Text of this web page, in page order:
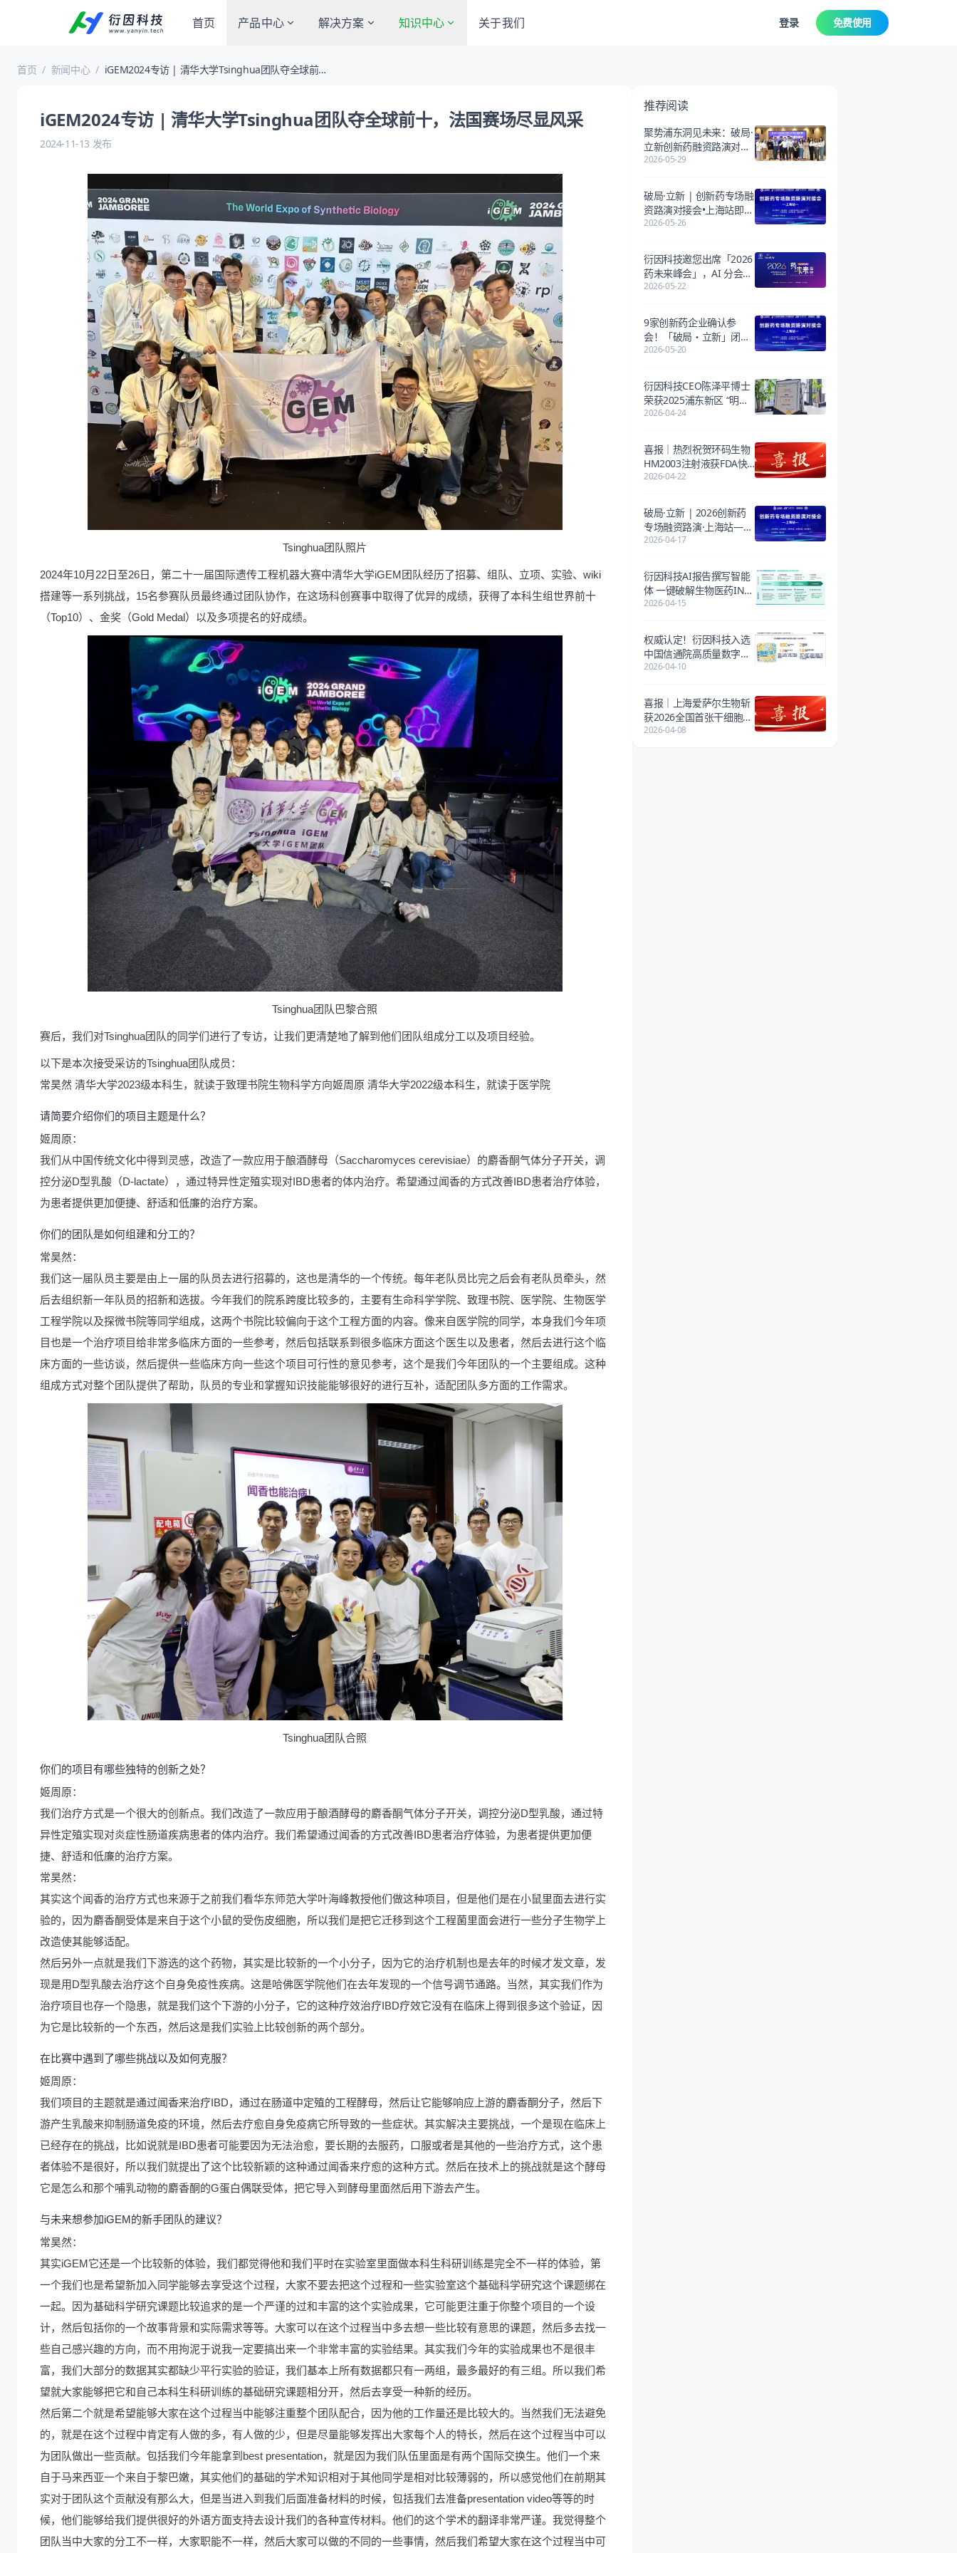
首页 产品中心 解决方案 知识中心 关于我们 登录 免费使用
首页 / 新闻中心 / iGEM2024专访 | 清华大学Tsinghua团队夺全球前
iGEM2024专访 | 清华大学Tsinghua团队夺全球前十，法国赛场尽显风采
2024-11-13 发布
Tsinghua团队照片
2024年10月22日至26日，第二十一届国际遗传工程机器大赛中清华大学iGEM团队经历了招募、组队、立项、实验、wiki
搭建等一系列挑战，15名参赛队员最终通过团队协作，在这场科创赛事中取得了优异的成绩，获得了本科生组世界前十
（Top10）、金奖（Gold Medal）以及多项提名的好成绩。
Tsinghua团队巴黎合照
赛后，我们对Tsinghua团队的同学们进行了专访，让我们更清楚地了解到他们团队组成分工以及项目经验。
以下是本次接受采访的Tsinghua团队成员：
常昊然 清华大学2023级本科生，就读于致理书院生物科学方向姬周原 清华大学2022级本科生，就读于医学院
请简要介绍你们的项目主题是什么？
姬周原：
我们从中国传统文化中得到灵感，改造了一款应用于酿酒酵母（Saccharomyces cerevisiae）的麝香酮气体分子开关，调
控分泌D型乳酸（D-lactate），通过特异性定殖实现对IBD患者的体内治疗。希望通过闻香的方式改善IBD患者治疗体验，
为患者提供更加便捷、舒适和低廉的治疗方案。
你们的团队是如何组建和分工的？
常昊然：
我们这一届队员主要是由上一届的队员去进行招募的，这也是清华的一个传统。每年老队员比完之后会有老队员牵头，然
后去组织新一年队员的招新和选拔。今年我们的院系跨度比较多的，主要有生命科学学院、致理书院、医学院、生物医学
工程学院以及探微书院等同学组成，这两个书院比较偏向于这个工程方面的内容。像来自医学院的同学，本身我们今年项
目也是一个治疗项目给非常多临床方面的一些参考，然后包括联系到很多临床方面这个医生以及患者，然后去进行这个临
床方面的一些访谈，然后提供一些临床方向一些这个项目可行性的意见参考，这个是我们今年团队的一个主要组成。这种
组成方式对整个团队提供了帮助，队员的专业和掌握知识技能能够很好的进行互补，适配团队多方面的工作需求。
Tsinghua团队合照
你们的项目有哪些独特的创新之处？
姬周原：
我们治疗方式是一个很大的创新点。我们改造了一款应用于酿酒酵母的麝香酮气体分子开关，调控分泌D型乳酸，通过特
异性定殖实现对炎症性肠道疾病患者的体内治疗。我们希望通过闻香的方式改善IBD患者治疗体验，为患者提供更加便
捷、舒适和低廉的治疗方案。
常昊然：
其实这个闻香的治疗方式也来源于之前我们看华东师范大学叶海峰教授他们做这种项目，但是他们是在小鼠里面去进行实
验的，因为麝香酮受体是来自于这个小鼠的受伤皮细胞，所以我们是把它迁移到这个工程菌里面会进行一些分子生物学上
改造使其能够适配。
然后另外一点就是我们下游选的这个药物，其实是比较新的一个小分子，因为它的治疗机制也是去年的时候才发文章，发
现是用D型乳酸去治疗这个自身免疫性疾病。这是哈佛医学院他们在去年发现的一个信号调节通路。当然，其实我们作为
治疗项目也存一个隐患，就是我们这个下游的小分子，它的这种疗效治疗IBD疗效它没有在临床上得到很多这个验证，因
为它是比较新的一个东西，然后这是我们实验上比较创新的两个部分。
在比赛中遇到了哪些挑战以及如何克服？
姬周原：
我们项目的主题就是通过闻香来治疗IBD，通过在肠道中定殖的工程酵母，然后让它能够响应上游的麝香酮分子，然后下
游产生乳酸来抑制肠道免疫的环境，然后去疗愈自身免疫病它所导致的一些症状。其实解决主要挑战，一个是现在临床上
已经存在的挑战，比如说就是IBD患者可能要因为无法治愈，要长期的去服药，口服或者是其他的一些治疗方式，这个患
者体验不是很好，所以我们就提出了这个比较新颖的这种通过闻香来疗愈的这种方式。然后在技术上的挑战就是这个酵母
它是怎么和那个哺乳动物的麝香酮的G蛋白偶联受体，把它导入到酵母里面然后用下游去产生。
与未来想参加iGEM的新手团队的建议？
常昊然：
其实iGEM它还是一个比较新的体验，我们都觉得他和我们平时在实验室里面做本科生科研训练是完全不一样的体验，第
一个我们也是希望新加入同学能够去享受这个过程，大家不要去把这个过程和一些实验室这个基础科学研究这个课题绑在
一起。因为基础科学研究课题比较追求的是一个严谨的过和丰富的这个实验成果，它可能更注重于你整个项目的一个设
计，然后包括你的一个故事背景和实际需求等等。大家可以在这个过程当中多去想一些比较有意思的课题，然后多去找一
些自己感兴趣的方向，而不用拘泥于说我一定要搞出来一个非常丰富的实验结果。其实我们今年的实验成果也不是很丰
富，我们大部分的数据其实都缺少平行实验的验证，我们基本上所有数据都只有一两组，最多最好的有三组。所以我们希
望就大家能够把它和自己本科生科研训练的基础研究课题相分开，然后去享受一种新的经历。
然后第二个就是希望能够大家在这个过程当中能够注重整个团队配合，因为他的工作量还是比较大的。当然我们无法避免
的，就是在这个过程中肯定有人做的多，有人做的少，但是尽量能够发挥出大家每个人的特长，然后在这个过程当中可以
为团队做出一些贡献。包括我们今年能拿到best presentation，就是因为我们队伍里面是有两个国际交换生。他们一个来
自于马来西亚一个来自于黎巴嫩，其实他们的基础的学术知识相对于其他同学是相对比较薄弱的，所以感觉他们在前期其
实对于团队这个贡献没有那么大，但是当进入到我们后面准备材料的时候，包括我们去准备presentation video等等的时
候，他们能够给我们提供很好的外语方面支持去设计我们的各种宣传材料。他们的这个学术的翻译非常严谨。我觉得整个
团队当中大家的分工不一样，大家职能不一样，然后大家可以做的不同的一些事情，然后我们希望大家在这个过程当中可
推荐阅读
聚势浦东洞见未来：破局·
立新创新药融资路演对接
会圆满收官！
2026-05-29
破局·立新 | 创新药专场融
资路演对接会•上海站即将
开启
2026-05-26
衍因科技邀您出席「2026
药未来峰会」，AI 分会场
重磅开启！
2026-05-22
9家创新药企业确认参
会！「破局・立新」闭门
融资路演即将开启
2026-05-20
衍因科技CEO陈泽平博士
荣获2025浦东新区 “明珠
杯” 创业大赛二等奖！
2026-04-24
喜报｜热烈祝贺环码生物
HM2003注射液获FDA快
速通道资格，环形RNA创
2026-04-22
破局·立新 | 2026创新药
专场融资路演·上海站——
万亿市场洗牌期，解锁资
2026-04-17
衍因科技AI报告撰写智能
体 一键破解生物医药IND
申报报告难题
2026-04-15
权威认定！衍因科技入选
中国信通院高质量数字化
转型产品全景图
2026-04-10
喜报｜上海爱萨尔生物斩
获2026全国首张干细胞
《药品生产许可证》，细
2026-04-08